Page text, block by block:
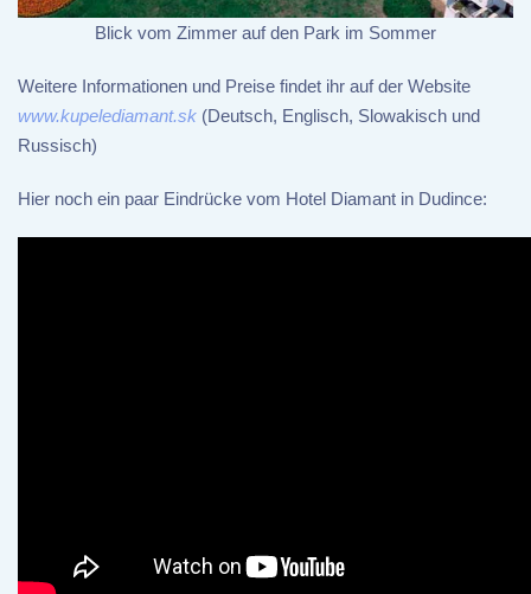
Blick vom Zimmer auf den Park im Sommer
Weitere Informationen und Preise findet ihr auf der Website
www.kupelediamant.sk (Deutsch, Englisch, Slowakisch und
Russisch)
Hier noch ein paar Eindrücke vom Hotel Diamant in Dudince: